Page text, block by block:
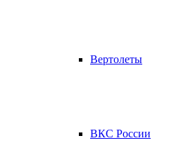
Вертолеты
ВКС России